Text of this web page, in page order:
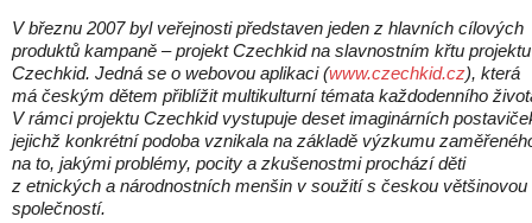
V březnu 2007 byl veřejnosti představen jeden z hlavních cílových
produktů kampaně – projekt Czechkid na slavnostním křtu projektu
Czechkid. Jedná se o webovou aplikaci (www.czechkid.cz), která
má českým dětem přiblížit multikulturní témata každodenního
V rámci projektu Czechkid vystupuje deset imaginárních
jejichž konkrétní podoba vznikala na základě výzkumu
na to, jakými problémy, pocity a zkušenostmi prochází děti
z etnických a národnostních menšin v soužití s českou většinovou
společností.